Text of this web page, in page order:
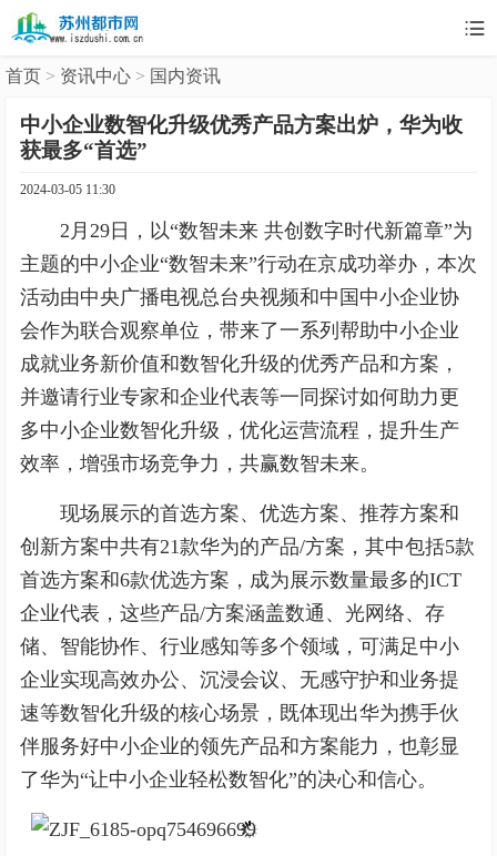

首页 > 资讯中心 > 国内资讯
中小企业数智化升级优秀产品方案出炉，华为收
获最多“首选”
2024-03-05 11:30
2月29日，以“数智未来 共创数字时代新篇章”为
主题的中小企业“数智未来”行动在京成功举办，本次
活动由中央广播电视总台央视频和中国中小企业协
会作为联合观察单位，带来了一系列帮助中小企业
成就业务新价值和数智化升级的优秀产品和方案，
并邀请行业专家和企业代表等一同探讨如何助力更
多中小企业数智化升级，优化运营流程，提升生产
效率，增强市场竞争力，共赢数智未来。
现场展示的首选方案、优选方案、推荐方案和
创新方案中共有21款华为的产品/方案，其中包括5款
首选方案和6款优选方案，成为展示数量最多的ICT
企业代表，这些产品/方案涵盖数通、光网络、存
储、智能协作、行业感知等多个领域，可满足中小
企业实现高效办公、沉浸会议、无感守护和业务提
速等数智化升级的核心场景，既体现出华为携手伙
伴服务好中小企业的领先产品和方案能力，也彰显
了华为“让中小企业轻松数智化”的决心和信心。